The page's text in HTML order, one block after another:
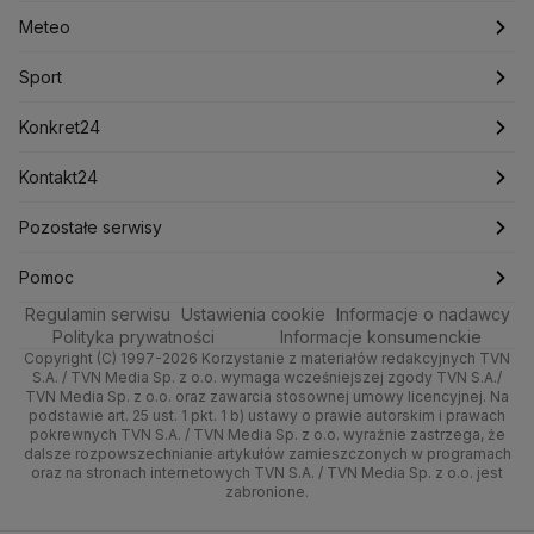
Lotnisko Chopina
Mariusz Błaszczak
Mark Zuckerberg
Ministerstwo Aktywów Państwowych
Ministerstwo Infrastruktury
Ministerstwo Rolnictwa
Ministerstwo Rozwoju i Technologii
Ministerstwo Sportu i Turystyki
Ministerstwo Cyfryzacji
Ministerstwo Edukacji Narodowej
Ministerstwo Finansów
Ministerstwo Klimatu i Środowiska
Ministerstwo Nauki i Szkolnictwa Wyższego
Meteo
Sport
Zdrowie
Technologia
Quizy
Tematy
Artykuły
Newslettery
Fakty o Świecie
Ludzie Faktów
Łódź
Katowice
Kraków
Poznań
Trójmiasto
Kielce
Kujawsko-pomorskie
Lublin
Lubuskie
Najnowsze
Notowania
Pieniądze
Nieruchomości
Rynki
Dla firm
Handel
Ze świata
Tech
Moto
Meteo
Pogoda godzinowa
Pogoda długoterminowa
Pogoda na jutro
Pogoda na weekend
Najnowsze
Polska
Prognoza
Świat
Nauka
Sport
Piłka Nożna
Tenis
Kolarstwo
Skoki Narciarskie
Sporty zimowe
Lekkoatletyka
Siatkówka
F1
Konkret24
Najnowsze
Polska
Świat
Polityka
Zdrowie
Tech
Nauka
Kontakt24
Najnowsze
Gorące Tematy
Wyślij zgłoszenie
Pozostałe serwisy
TVN
Dzień Dobry TVN
Uwaga TVN
HGTV
TVN Turbo
Pomoc
Centrum pomocy
Test zgodności
Oglądaj na TV
Zrealizuj voucher
Regulamin serwisu Ustawienia cookie
Informacje o nadawcy
Polityka prywatności
Informacje konsumenckie
Copyright (C) 1997-2026 Korzystanie z materiałów redakcyjnych TVN
S.A. / TVN Media Sp. z o.o. wymaga wcześniejszej zgody TVN S.A./
TVN Media Sp. z o.o. oraz zawarcia stosownej umowy licencyjnej. Na
podstawie art. 25 ust. 1 pkt. 1 b) ustawy o prawie autorskim i prawach
pokrewnych TVN S.A. / TVN Media Sp. z o.o. wyraźnie zastrzega, że
dalsze rozpowszechnianie artykułów zamieszczonych w programach
oraz na stronach internetowych TVN S.A. / TVN Media Sp. z o.o. jest
zabronione.